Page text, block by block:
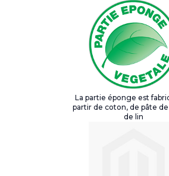
La partie éponge est
partir de coton, de pâte
de lin